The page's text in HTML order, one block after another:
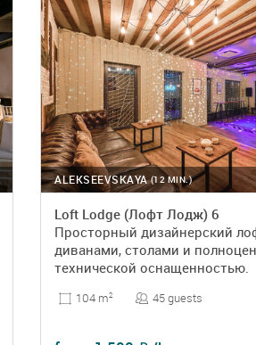
(12 MIN.)
ALEKSEEVSKAYA
Loft Lodge (Лофт Лодж) 6
Просторный дизайнерский
диванами, столами и
технической оснащенностью.
104 m2 45 guests